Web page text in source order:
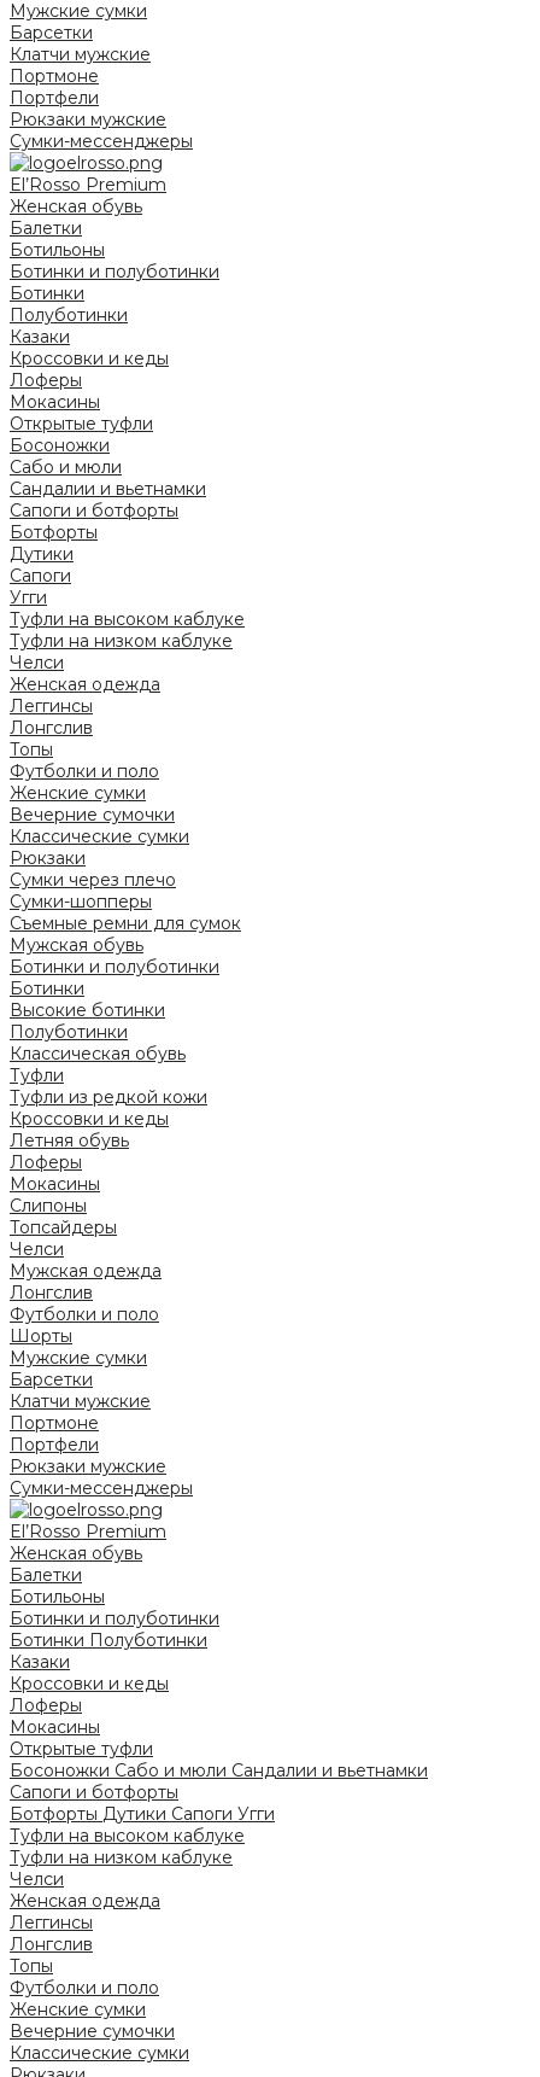
Мужские сумки
Барсетки
Клатчи мужские
Портмоне
Портфели
Рюкзаки мужские
Сумки-мессенджеры
El’Rosso Premium
Женская обувь
Балетки
Ботильоны
Ботинки и полуботинки
Ботинки
Полуботинки
Казаки
Кроссовки и кеды
Лоферы
Мокасины
Открытые туфли
Босоножки
Сабо и мюли
Сандалии и вьетнамки
Сапоги и ботфорты
Ботфорты
Дутики
Сапоги
Угги
Туфли на высоком каблуке
Туфли на низком каблуке
Челси
Женская одежда
Леггинсы
Лонгслив
Топы
Футболки и поло
Женские сумки
Вечерние сумочки
Классические сумки
Рюкзаки
Сумки через плечо
Сумки-шопперы
Съемные ремни для сумок
Мужская обувь
Ботинки и полуботинки
Ботинки
Высокие ботинки
Полуботинки
Классическая обувь
Туфли
Туфли из редкой кожи
Кроссовки и кеды
Летняя обувь
Лоферы
Мокасины
Слипоны
Топсайдеры
Челси
Мужская одежда
Лонгслив
Футболки и поло
Шорты
Мужские сумки
Барсетки
Клатчи мужские
Портмоне
Портфели
Рюкзаки мужские
Сумки-мессенджеры
El’Rosso Premium
Женская обувь
Балетки
Ботильоны
Ботинки и полуботинки
Ботинки Полуботинки
Казаки
Кроссовки и кеды
Лоферы
Мокасины
Открытые туфли
Босоножки Сабо и мюли Сандалии и вьетнамки
Сапоги и ботфорты
Ботфорты Дутики Сапоги Угги
Туфли на высоком каблуке
Туфли на низком каблуке
Челси
Женская одежда
Леггинсы
Лонгслив
Топы
Футболки и поло
Женские сумки
Вечерние сумочки
Классические сумки